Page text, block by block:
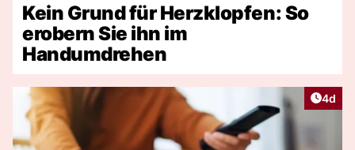
Kein Grund für Herzklopfen: So
erobern Sie ihn im
Handumdrehen
4d